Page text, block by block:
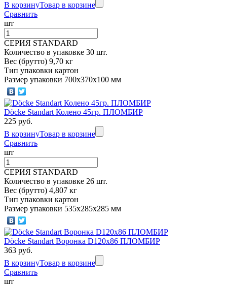
В корзинуТовар в корзине
Сравнить
шт
СЕРИЯ STANDARD
Количество в упаковке 30 шт.
Вес (брутто) 9,70 кг
Тип упаковки картон
Размер упаковки 700х370х100 мм
Döcke Standart Колено 45гр. ПЛОМБИР
225 руб.
В корзинуТовар в корзине
Сравнить
шт
СЕРИЯ STANDARD
Количество в упаковке 26 шт.
Вес (брутто) 4,807 кг
Тип упаковки картон
Размер упаковки 535х285х285 мм
Döcke Standart Воронка D120x86 ПЛОМБИР
363 руб.
В корзинуТовар в корзине
Сравнить
шт